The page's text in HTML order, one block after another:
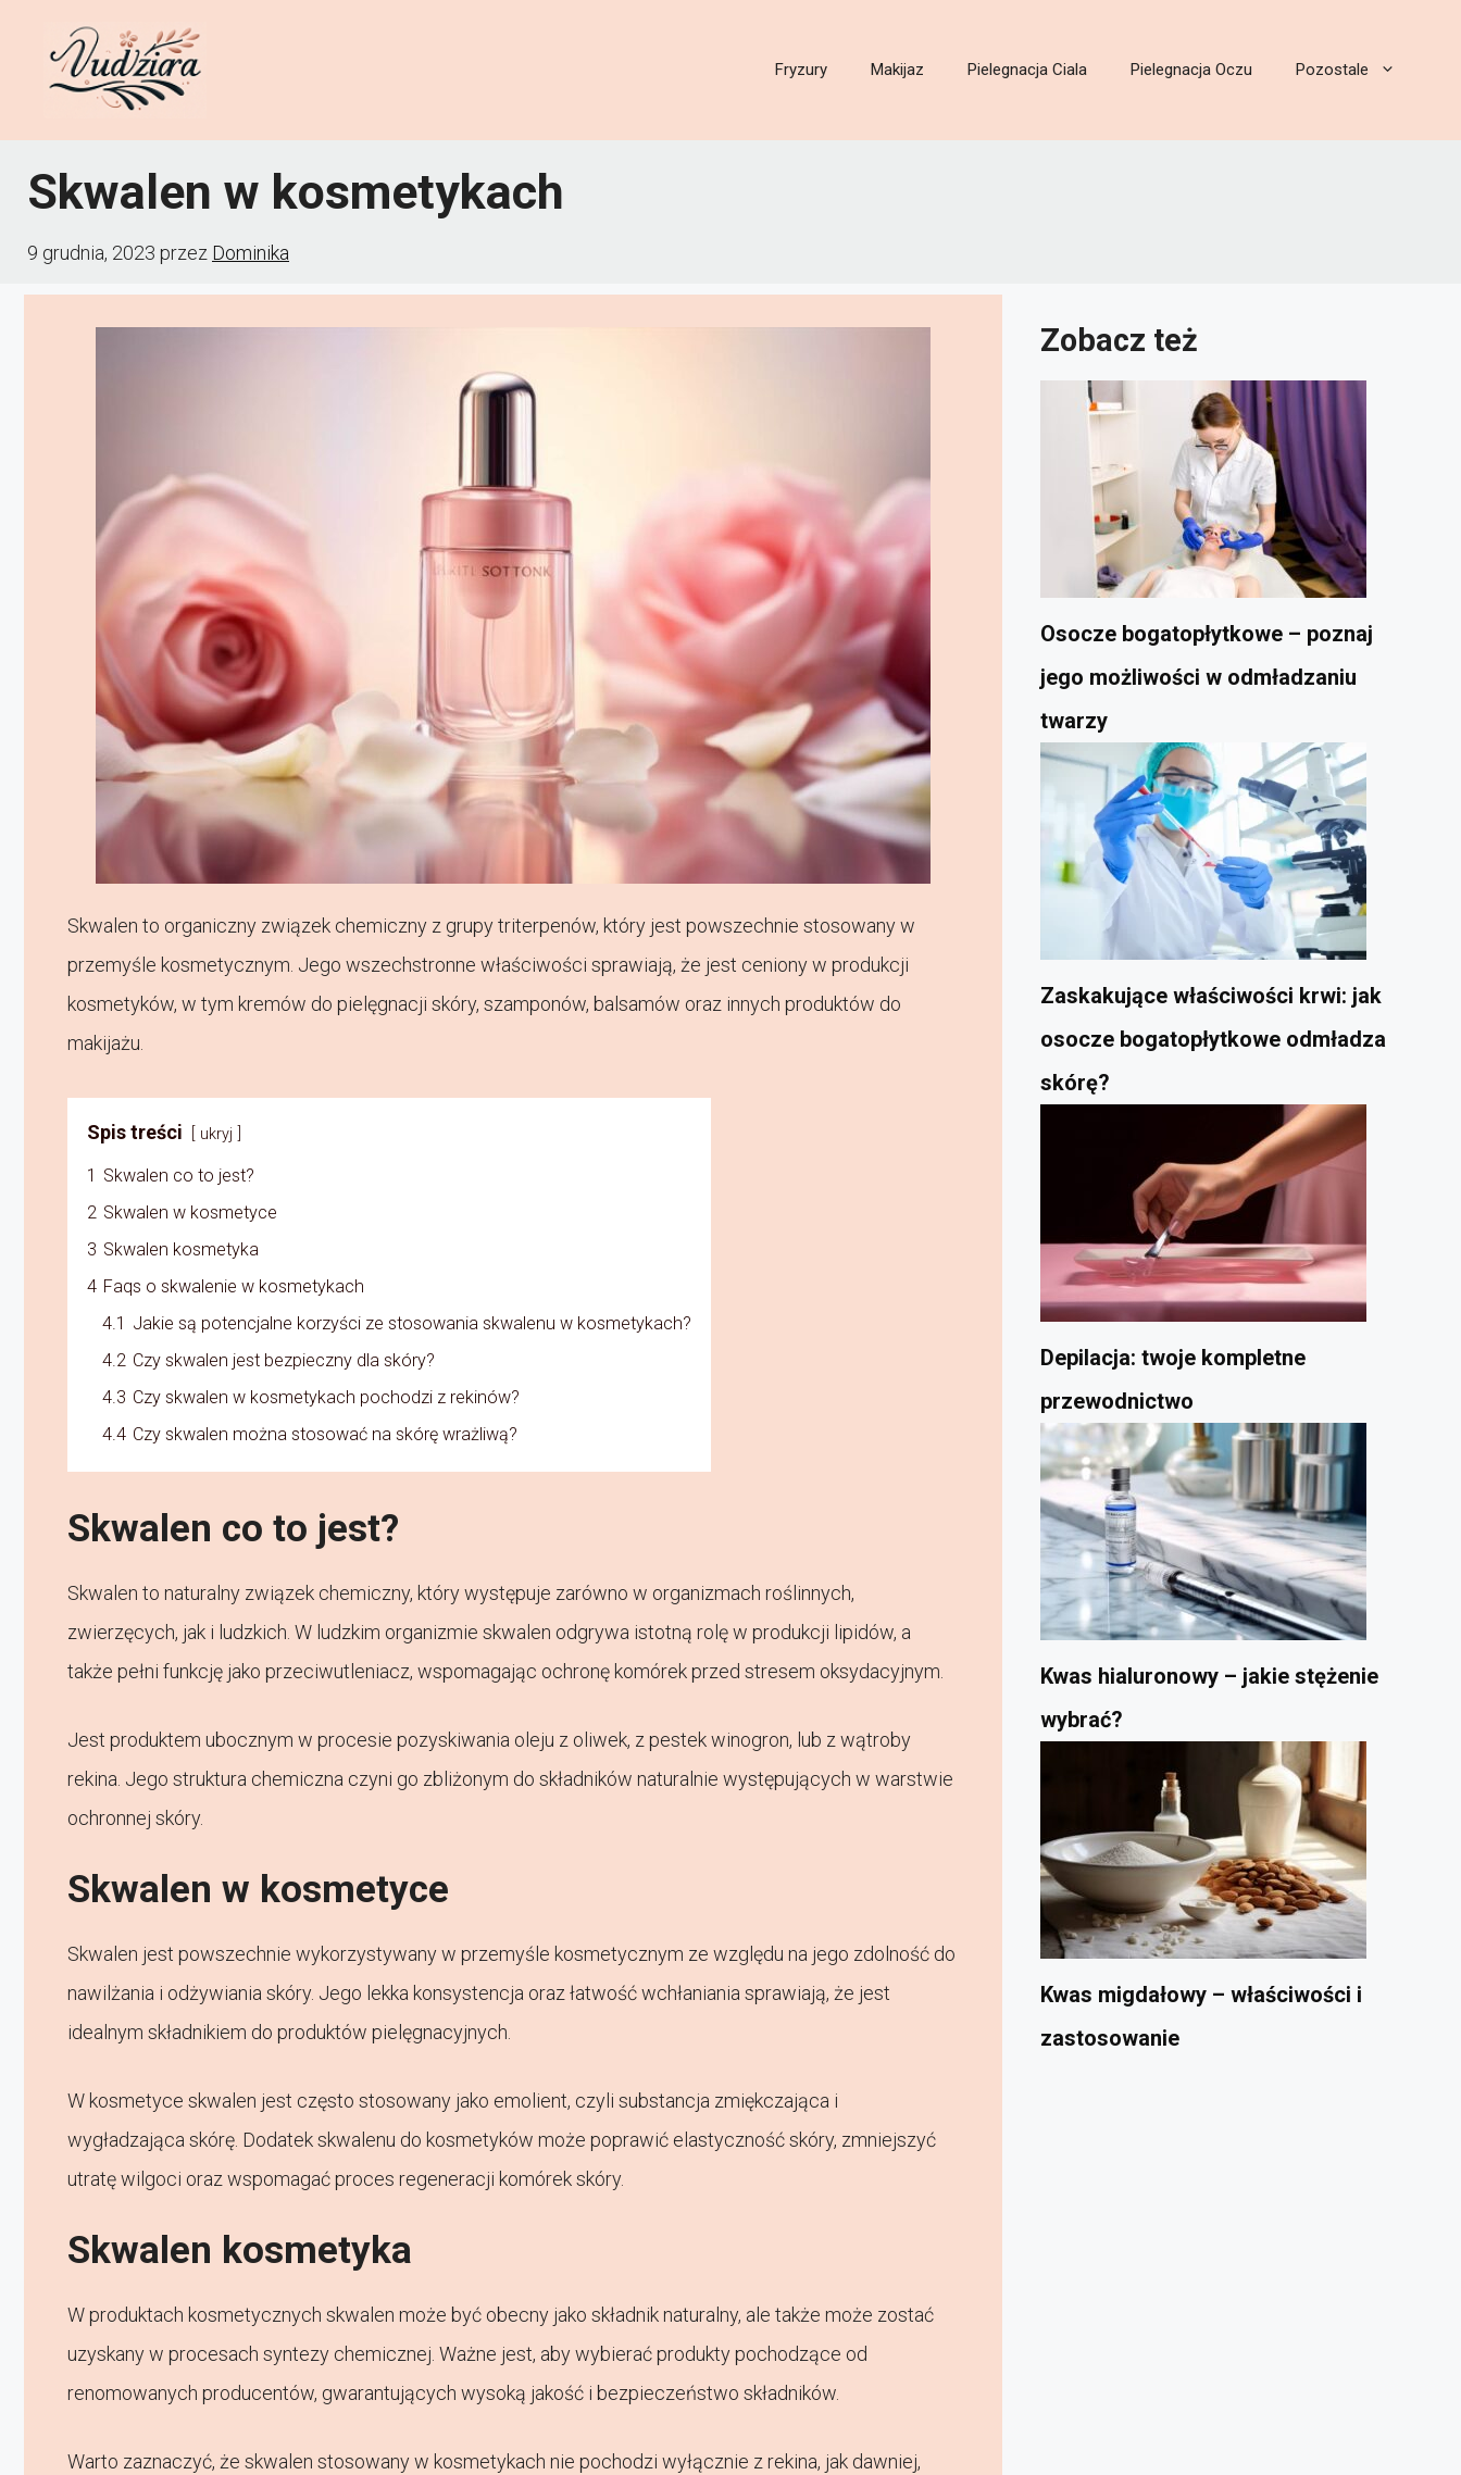
Fryzury Makijaz Pielegnacja Ciala Pielegnacja Oczu Pozostale
Skwalen w kosmetykach
9 grudnia, 2023 przez Dominika
Skwalen to organiczny związek chemiczny z grupy triterpenów, który jest powszechnie stosowany w
przemyśle kosmetycznym. Jego wszechstronne właściwości sprawiają, że jest ceniony w produkcji
kosmetyków, w tym kremów do pielęgnacji skóry, szamponów, balsamów oraz innych produktów do
makijażu.
Spis treści ukryj
1 Skwalen co to jest?
2 Skwalen w kosmetyce
3 Skwalen kosmetyka
4 Faqs o skwalenie w kosmetykach
4.1 Jakie są potencjalne korzyści ze stosowania skwalenu w kosmetykach?
4.2 Czy skwalen jest bezpieczny dla skóry?
4.3 Czy skwalen w kosmetykach pochodzi z rekinów?
4.4 Czy skwalen można stosować na skórę wrażliwą?
Skwalen co to jest?
Skwalen to naturalny związek chemiczny, który występuje zarówno w organizmach roślinnych,
zwierzęcych, jak i ludzkich. W ludzkim organizmie skwalen odgrywa istotną rolę w produkcji lipidów, a
także pełni funkcję jako przeciwutleniacz, wspomagając ochronę komórek przed stresem oksydacyjnym.
Jest produktem ubocznym w procesie pozyskiwania oleju z oliwek, z pestek winogron, lub z wątroby
rekina. Jego struktura chemiczna czyni go zbliżonym do składników naturalnie występujących w warstwie
ochronnej skóry.
Skwalen w kosmetyce
Skwalen jest powszechnie wykorzystywany w przemyśle kosmetycznym ze względu na jego zdolność do
nawilżania i odżywiania skóry. Jego lekka konsystencja oraz łatwość wchłaniania sprawiają, że jest
idealnym składnikiem do produktów pielęgnacyjnych.
W kosmetyce skwalen jest często stosowany jako emolient, czyli substancja zmiękczająca i
wygładzająca skórę. Dodatek skwalenu do kosmetyków może poprawić elastyczność skóry, zmniejszyć
utratę wilgoci oraz wspomagać proces regeneracji komórek skóry.
Skwalen kosmetyka
W produktach kosmetycznych skwalen może być obecny jako składnik naturalny, ale także może zostać
uzyskany w procesach syntezy chemicznej. Ważne jest, aby wybierać produkty pochodzące od
renomowanych producentów, gwarantujących wysoką jakość i bezpieczeństwo składników.
Warto zaznaczyć, że skwalen stosowany w kosmetykach nie pochodzi wyłącznie z rekina, jak dawniej,
Zobacz też
Osocze bogatopłytkowe – poznaj
jego możliwości w odmładzaniu
twarzy
Zaskakujące właściwości krwi: jak
osocze bogatopłytkowe odmładza
skórę?
Depilacja: twoje kompletne
przewodnictwo
Kwas hialuronowy – jakie stężenie
wybrać?
Kwas migdałowy – właściwości i
zastosowanie